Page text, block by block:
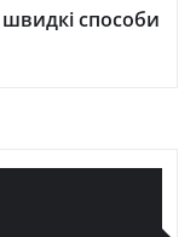
способи